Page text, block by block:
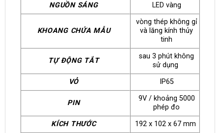
NGUỒN SÁNG
LED vàng
KHOANG CHỨA MẪU
vòng thép không gỉ
và lăng kính thủy
tinh
TỰ ĐỘNG TẮT
sau 3 phút không
sử dụng
VỎ
IP65
PIN
9V / khoảng 5000
phép đo
KÍCH THƯỚC
192 x 102 x 67 mm